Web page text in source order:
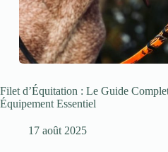
Filet d’Équitation : Le Guide
Équipement Essentiel
17 août 2025